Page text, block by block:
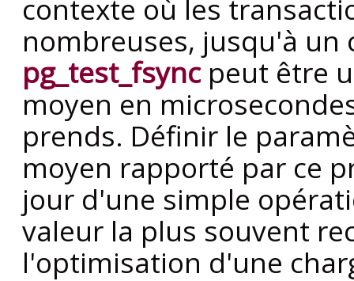
contexte où les
nombreuses, jusqu'à
pg_test_fsyncpeut être
moyen en
prends. Définir le
moyen rapporté par ce
jour d'une simple
valeur la plus souvent
l'optimisation d'une